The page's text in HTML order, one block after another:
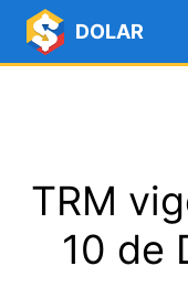
DOLAR
TRM
10 de